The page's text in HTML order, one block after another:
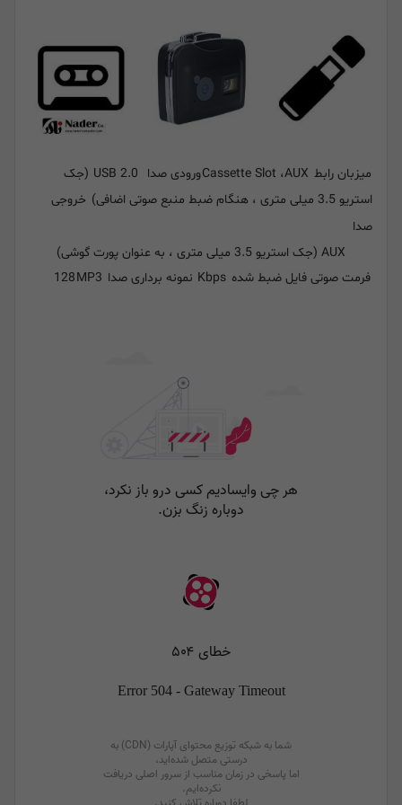
میزبان رابط USB 2.0 ورودی صداCassette Slot ،AUX
(جک
استریو 3.5 میلی متری ، هنگام ضبط منبع صوتی اضافی)
خروجی
صدا
AUX (جک استریو 3.5 میلی متری ، به عنوان پورت گوشی)
فرمت صوتی فایل ضبط شده
MP3 نمونه برداری صدا Kbps
128